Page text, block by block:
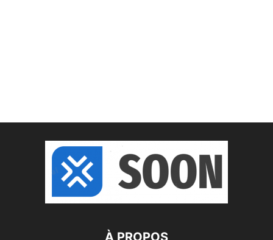
À PROPOS